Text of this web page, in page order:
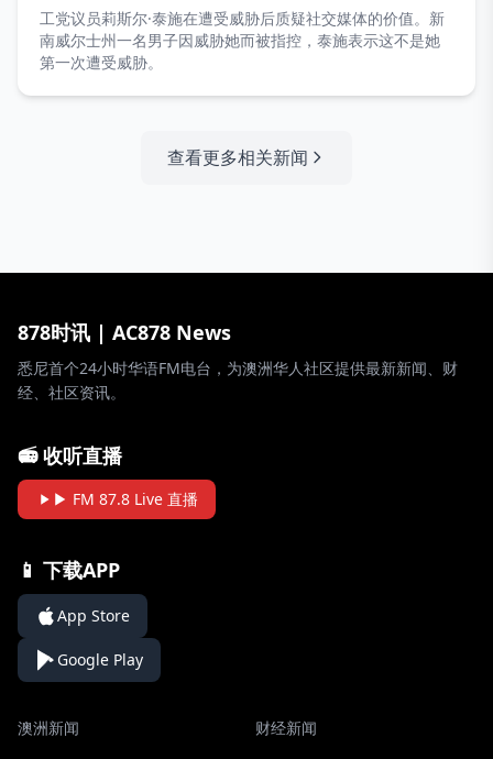
工党议员莉斯尔·泰施在遭受威胁后质疑社交媒体的价值。新
南威尔士州一名男子因威胁她而被指控，泰施表示这不是她
第一次遭受威胁。
查看更多相关新闻
878时讯 | AC878 News
悉尼首个24小时华语FM电台，为澳洲华人社区提供最新新闻、财
经、社区资讯。
📻 收听直播
▶ FM 87.8 Live 直播
📱 下载APP
App Store
Google Play
澳洲新闻
财经新闻